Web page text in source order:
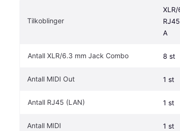
Tilkoblinger
A
Antall XLR/6.3 mm Jack Combo 8 st
Antall MIDI Out 1 st
Antall RJ45 (LAN) 1 st
Antall MIDI 1 st